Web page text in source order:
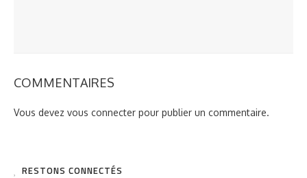
COMMENTAIRES
Vous devez vous connecter pour publier un commentaire.
RESTONS CONNECTÉS